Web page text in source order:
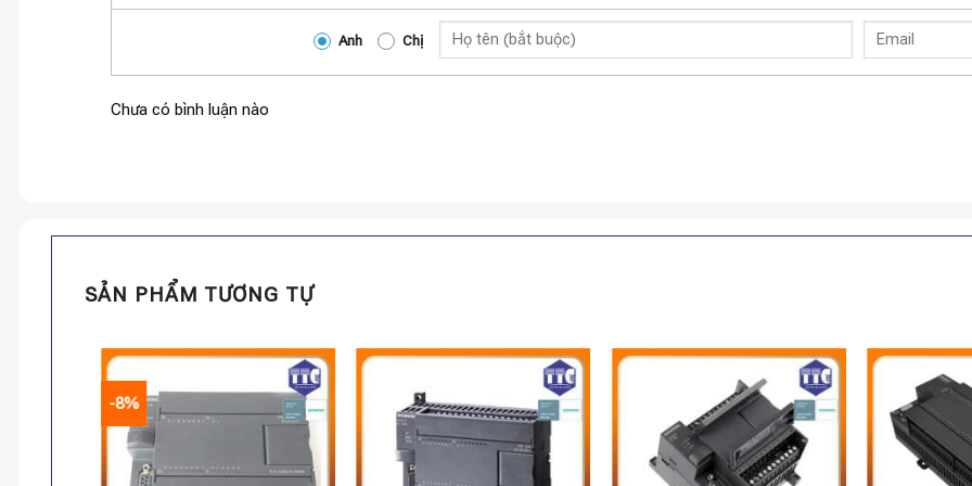
Anh Chị
Chưa có bình luận nào
SẢN PHẨM TƯƠNG TỰ
-8%